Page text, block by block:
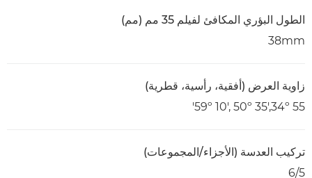
الطول البؤري المكافئ لفيلم 35 مم (مم)
38mm
زاوية العرض (أفقية، رأسية، قطرية)
59º 10', 50º 35',34º 55'
تركيب العدسة (الأجزاء/المجموعات)
6/5